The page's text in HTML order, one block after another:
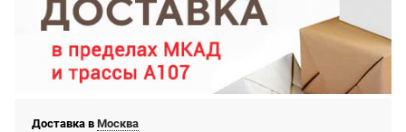
Доставка в Москва